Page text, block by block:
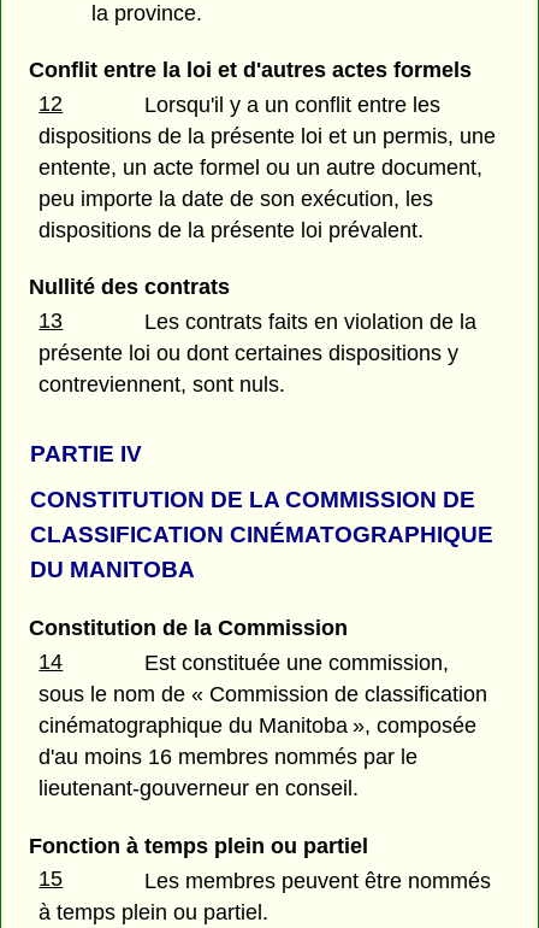
la province.
Conflit entre la loi et d'autres actes formels
12
Lorsqu'il y a un conflit entre les
dispositions de la présente loi et un permis, une
entente, un acte formel ou un autre document,
peu importe la date de son exécution, les
dispositions de la présente loi prévalent.
Nullité des contrats
13
Les contrats faits en violation de la
présente loi ou dont certaines dispositions y
contreviennent, sont nuls.
PARTIE IV
CONSTITUTION DE LA COMMISSION DE
CLASSIFICATION CINÉMATOGRAPHIQUE
DU MANITOBA
Constitution de la Commission
14
Est constituée une commission,
sous le nom de « Commission de classification
cinématographique du Manitoba », composée
d'au moins 16 membres nommés par le
lieutenant-gouverneur en conseil.
Fonction à temps plein ou partiel
15
Les membres peuvent être nommés
à temps plein ou partiel.